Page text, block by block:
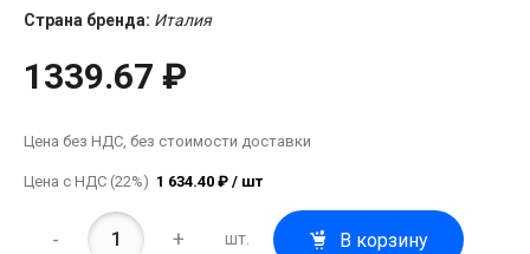
Страна бренда: Италия
1339.67 ₽
Цена без НДС, без стоимости доставки
Цена с НДС (22%) 1 634.40 ₽ / шт
- + шт. В корзину